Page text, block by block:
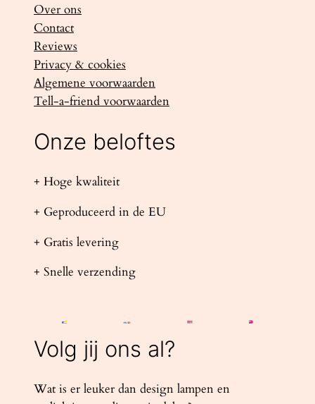
Over ons
Contact
Reviews
Privacy & cookies
Algemene voorwaarden
Tell-a-friend voorwaarden
Onze beloftes
+ Hoge kwaliteit
+ Geproduceerd in de EU
+ Gratis levering
+ Snelle verzending
Volg jij ons al?
Wat is er leuker dan design lampen en